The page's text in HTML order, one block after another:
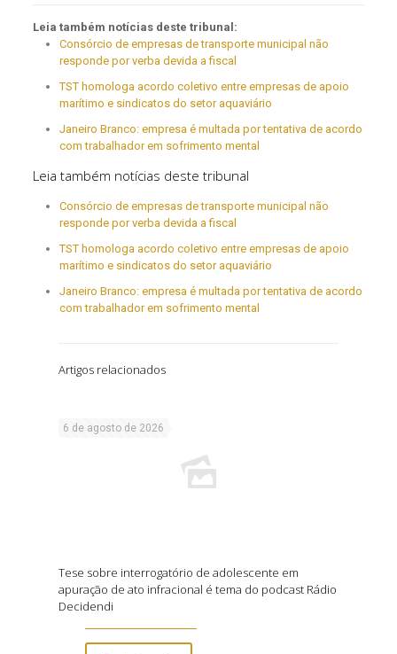
Leia também notícias deste tribunal:
Consórcio de empresas de transporte municipal não
responde por verba devida a fiscal
TST homologa acordo coletivo entre empresas de apoio
marítimo e sindicatos do setor aquaviário
Janeiro Branco: empresa é multada por tentativa de acordo
com trabalhador em sofrimento mental
Leia também notícias deste tribunal
Consórcio de empresas de transporte municipal não
responde por verba devida a fiscal
TST homologa acordo coletivo entre empresas de apoio
marítimo e sindicatos do setor aquaviário
Janeiro Branco: empresa é multada por tentativa de acordo
com trabalhador em sofrimento mental
Artigos relacionados
6 de agosto de 2026
Tese sobre interrogatório de adolescente em
apuração de ato infracional é tema do podcast Rádio
Decidendi